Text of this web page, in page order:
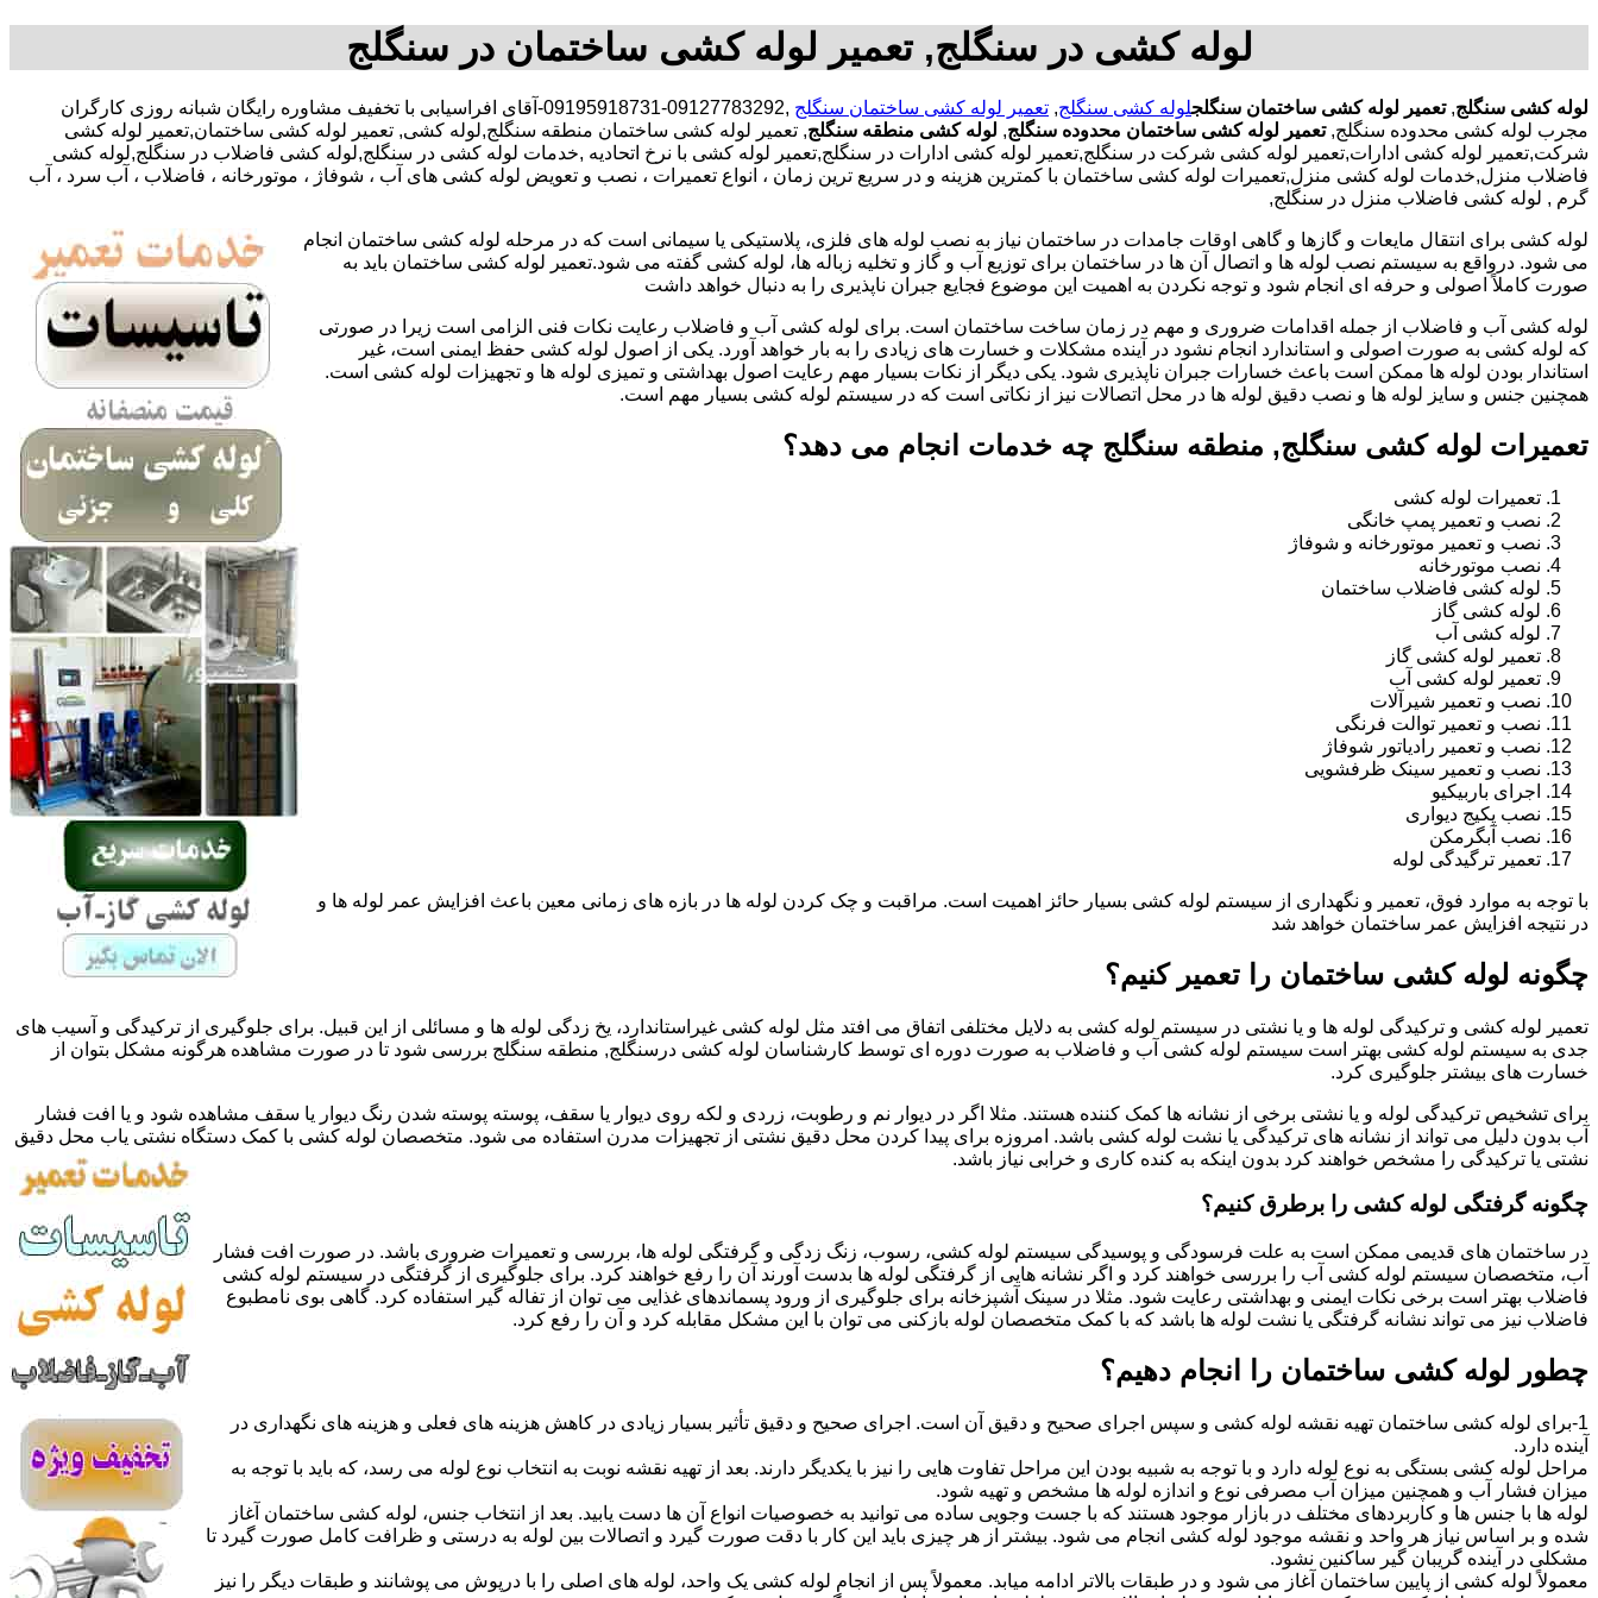
لوله کشی در سنگلج, تعمیر لوله کشی ساختمان در سنگلج
لوله کشی سنگلج,تعمیر لوله کشی ساختمان سنگلجلوله کشی سنگلج, تعمیر لوله کشی ساختمان سنگلج
,09127783292-09195918731-آقای افراسیابی با تخفیف مشاوره رایگان شبانه روزی کارگران
مجرب لوله کشی محدوده سنگلج,تعمیر لوله کشی ساختمان محدوده سنگلج, لوله کشی منطقه سنگلج, تعمیر لوله کشی ساختمان منطقه سنگلج,لوله کشی, تعمیر لوله کشی ساختمان,تعمیر لوله کشی
شرکت,تعمیر لوله کشی ادارات,تعمیر لوله کشی شرکت در سنگلج,تعمیر لوله کشی ادارات در سنگلج,تعمیر لوله کشی با نرخ اتحادیه ,خدمات لوله کشی در سنگلج,لوله کشی فاضلاب در سنگلج,لوله کشی
فاضلاب منزل,خدمات لوله کشی منزل,تعمیرات لوله کشی ساختمان با کمترین هزینه و در سریع ترین زمان ، انواع تعمیرات ، نصب و تعویض لوله کشی های آب ، شوفاژ ، موتورخانه ، فاضلاب ، آب سرد ، آب
گرم , لوله کشی فاضلاب منزل در سنگلج,
لوله کشی برای انتقال مایعات و گازها و گاهی اوقات جامدات در ساختمان نیاز به نصب لوله های فلزی، پلاستیکی یا سیمانی است که در مرحله لوله کشی ساختمان انجام
می شود. درواقع به سیستم نصب لوله ها و اتصال آن ها در ساختمان برای توزیع آب و گاز و تخلیه زباله ها، لوله کشی گفته می شود.تعمیر لوله کشی ساختمان باید به
صورت کاملاً اصولی و حرفه ای انجام شود و توجه نکردن به اهمیت این موضوع فجایع جبران ناپذیری را به دنبال خواهد داشت
لوله کشی آب و فاضلاب از جمله اقدامات ضروری و مهم در زمان ساخت ساختمان است. برای لوله کشی آب و فاضلاب رعایت نکات فنی الزامی است زیرا در صورتی
که لوله کشی به صورت اصولی و استاندارد انجام نشود در آینده مشکلات و خسارت های زیادی را به بار خواهد آورد. یکی از اصول لوله کشی حفظ ایمنی است، غیر
استاندار بودن لوله ها ممکن است باعث خسارات جبران ناپذیری شود. یکی دیگر از نکات بسیار مهم رعایت اصول بهداشتی و تمیزی لوله ها و تجهیزات لوله کشی است.
همچنین جنس و سایز لوله ها و نصب دقیق لوله ها در محل اتصالات نیز از نکاتی است که در سیستم لوله کشی بسیار مهم است.
تعمیرات لوله کشی سنگلج, منطقه سنگلج چه خدمات انجام می دهد؟
تعمیرات لوله کشی
نصب و تعمیر پمپ خانگی
نصب و تعمیر موتورخانه و شوفاژ
نصب موتورخانه
لوله کشی فاضلاب ساختمان
لوله کشی گاز
لوله کشی آب
تعمیر لوله کشی گاز
تعمیر لوله کشی آب
نصب و تعمیر شیرآلات
نصب و تعمیر توالت فرنگی
نصب و تعمیر رادیاتور شوفاژ
نصب و تعمیر سینک ظرفشویی
اجرای باربیکیو
نصب پکیج دیواری
نصب آبگرمکن
تعمیر ترگیدگی لوله
با توجه به موارد فوق، تعمیر و نگهداری از سیستم لوله کشی بسیار حائز اهمیت است. مراقبت و چک کردن لوله ها در بازه های زمانی معین باعث افزایش عمر لوله ها و
در نتیجه افزایش عمر ساختمان خواهد شد
چگونه لوله کشی ساختمان را تعمیر کنیم؟
تعمیر لوله کشی و ترکیدگی لوله ها و یا نشتی در سیستم لوله کشی به دلایل مختلفی اتفاق می افتد مثل لوله کشی غیراستاندارد، یخ زدگی لوله ها و مسائلی از این قبیل. برای جلوگیری از ترکیدگی و آسیب های
جدی به سیستم لوله کشی بهتر است سیستم لوله کشی آب و فاضلاب به صورت دوره ای توسط کارشناسان لوله کشی درسنگلج, منطقه سنگلج بررسی شود تا در صورت مشاهده هرگونه مشکل بتوان از
خسارت های بیشتر جلوگیری کرد.
برای تشخیص ترکیدگی لوله و یا نشتی برخی از نشانه ها کمک کننده هستند. مثلا اگر در دیوار نم و رطوبت، زردی و لکه روی دیوار یا سقف، پوسته پوسته شدن رنگ دیوار یا سقف مشاهده شود و یا افت فشار
آب بدون دلیل می تواند از نشانه های ترکیدگی یا نشت لوله کشی باشد. امروزه برای پیدا کردن محل دقیق نشتی از تجهیزات مدرن استفاده می شود. متخصصان لوله کشی با کمک دستگاه نشتی یاب محل دقیق
نشتی یا ترکیدگی را مشخص خواهند کرد بدون اینکه به کنده کاری و خرابی نیاز باشد.
چگونه گرفتگی لوله کشی را برطرق کنیم؟
در ساختمان های قدیمی ممکن است به علت فرسودگی و پوسیدگی سیستم لوله کشی، رسوب، زنگ زدگی و گرفتگی لوله ها، بررسی و تعمیرات ضروری باشد. در صورت افت فشار
آب، متخصصان سیستم لوله کشی آب را بررسی خواهند کرد و اگر نشانه هایی از گرفتگی لوله ها بدست آورند آن را رفع خواهند کرد. برای جلوگیری از گرفتگی در سیستم لوله کشی
فاضلاب بهتر است برخی نکات ایمنی و بهداشتی رعایت شود. مثلا در سینک آشپزخانه برای جلوگیری از ورود پسماندهای غذایی می توان از تفاله گیر استفاده کرد. گاهی بوی نامطبوع
فاضلاب نیز می تواند نشانه گرفتگی یا نشت لوله ها باشد که با کمک متخصصان لوله بازکنی می توان با این مشکل مقابله کرد و آن را رفع کرد.
چطور لوله کشی ساختمان را انجام دهیم؟
1-برای لوله کشی ساختمان تهیه نقشه لوله کشی و سپس اجرای صحیح و دقیق آن است. اجرای صحیح و دقیق تأثیر بسیار زیادی در کاهش هزینه های فعلی و هزینه های نگهداری در
آینده دارد.
مراحل لوله کشی بستگی به نوع لوله دارد و با توجه به شبیه بودن این مراحل تفاوت هایی را نیز با یکدیگر دارند. بعد از تهیه نقشه نوبت به انتخاب نوع لوله می رسد، که باید با توجه به
میزان فشار آب و همچنین میزان آب مصرفی نوع و اندازه لوله ها مشخص و تهیه شود.
لوله ها با جنس ها و کاربردهای مختلف در بازار موجود هستند که با جست وجویی ساده می توانید به خصوصیات انواع آن ها دست یابید. بعد از انتخاب جنس، لوله کشی ساختمان آغاز
شده و بر اساس نیاز هر واحد و نقشه موجود لوله کشی انجام می شود. بیشتر از هر چیزی باید این کار با دقت صورت گیرد و اتصالات بین لوله به درستی و ظرافت کامل صورت گیرد تا
مشکلی در آینده گریبان گیر ساکنین نشود.
معمولاً لوله کشی از پایین ساختمان آغاز می شود و در طبقات بالاتر ادامه میابد. معمولاً پس از انجام لوله کشی یک واحد، لوله های اصلی را با درپوش می پوشانند و طبقات دیگر را نیز